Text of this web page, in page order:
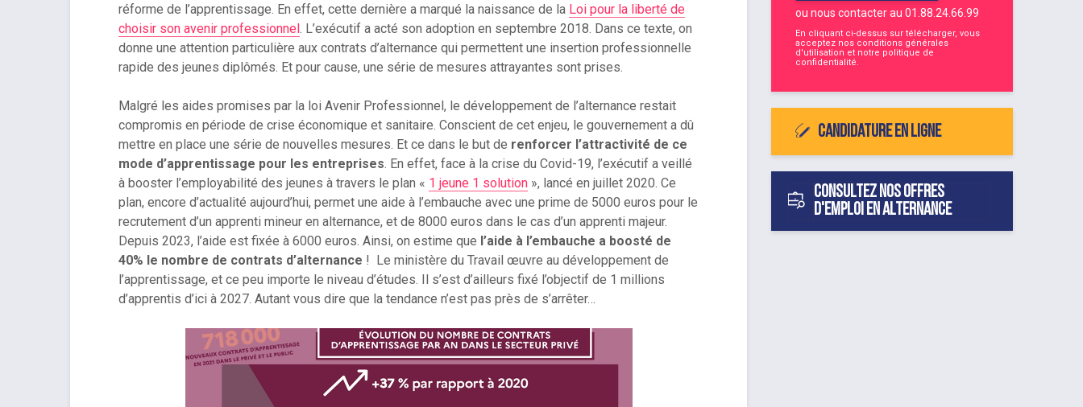
réforme de l’apprentissage. En effet, cette dernière a marqué la naissance de la Loi pour la liberté de
choisir son avenir professionnel . L’exécutif a acté son adoption en septembre 2018. Dans ce texte, on
donne une attention particulière aux contrats d’alternance qui permettent une insertion professionnelle
rapide des jeunes diplômés. Et pour cause, une série de mesures attrayantes sont prises.
Malgré les aides promises par la loi Avenir Professionnel, le développement de l’alternance restait
compromis en période de crise économique et sanitaire. Conscient de cet enjeu, le gouvernement a dû
mettre en place une série de nouvelles mesures. Et ce dans le but de renforcer l’attractivité de ce
mode d’apprentissage pour les entreprises . En effet, face à la crise du Covid-19, l’exécutif a veillé
à booster l’employabilité des jeunes à travers le plan « 1 jeune 1 solution », lancé en juillet 2020. Ce
plan, encore d’actualité aujourd’hui, permet une aide à l’embauche avec une prime de 5000 euros pour le
recrutement d’un apprenti mineur en alternance, et de 8000 euros dans le cas d’un apprenti majeur.
Depuis 2023, l’aide est fixée à 6000 euros. Ainsi, on estime que l’aide à l’embauche a boosté de
40% le nombre de contrats d’alternance ! Le ministère du Travail œuvre au développement de
l’apprentissage, et ce peu importe le niveau d’études. Il s’est d’ailleurs fixé l’objectif de 1 millions
d’apprentis d’ici à 2027. Autant vous dire que la tendance n’est pas près de s’arrêter…
ou nous contacter au 01.88.24.66.99
En cliquant ci-dessus sur télécharger, vous
acceptez nos conditions générales
d'utilisation et notre politique de
confidentialité.
Candidature en ligne
Consultez nos offres
d'emploi en alternance